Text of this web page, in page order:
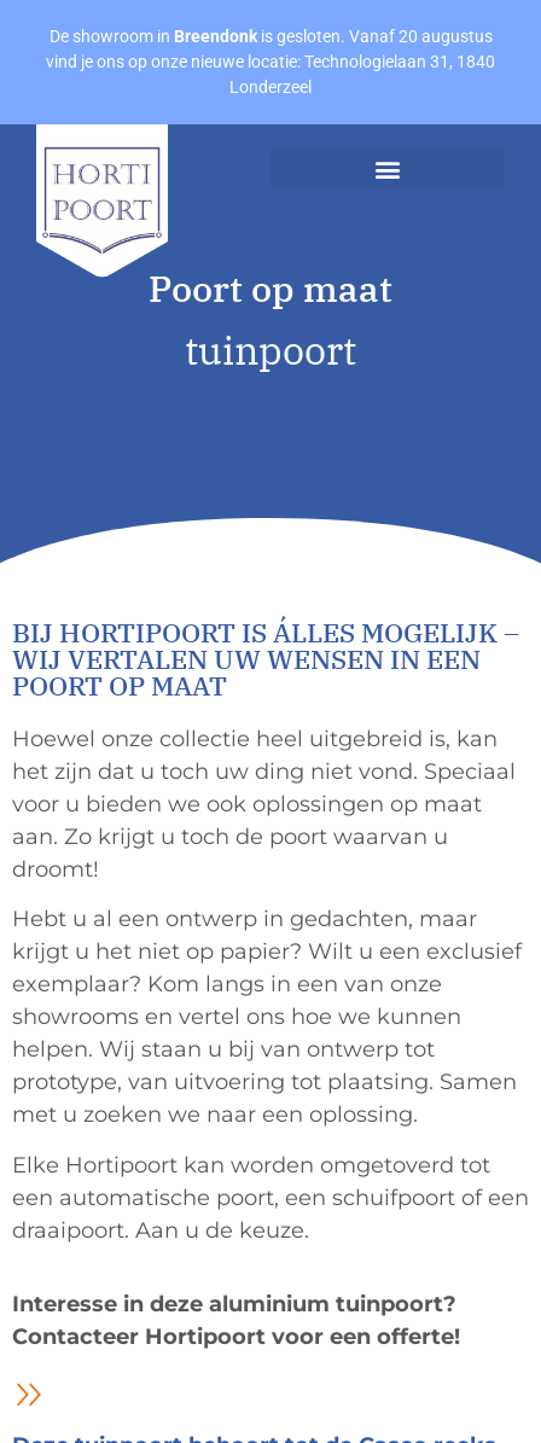
De showroom in Breendonkis gesloten. Vanaf 20 augustus
vind je ons op onze nieuwe locatie: Technologielaan 31, 1840
Londerzeel
Poort op maat
tuinpoort
BIJ HORTIPOORT IS ÁLLES MOGELIJK –
WIJ VERTALEN UW WENSEN IN EEN
POORT OP MAAT
Hoewel onze collectie heel uitgebreid is, kan
het zijn dat u toch uw ding niet vond. Speciaal
voor u bieden we ook oplossingen op maat
aan. Zo krijgt u toch de poort waarvan u
droomt!
Hebt u al een ontwerp in gedachten, maar
krijgt u het niet op papier? Wilt u een exclusief
exemplaar? Kom langs in een van onze
showrooms en vertel ons hoe we kunnen
helpen. Wij staan u bij van ontwerp tot
prototype, van uitvoering tot plaatsing. Samen
met u zoeken we naar een oplossing.
Elke Hortipoort kan worden omgetoverd tot
een automatische poort, een schuifpoort of een
draaipoort. Aan u de keuze.
Interesse in deze aluminium tuinpoort?
Contacteer Hortipoort voor een offerte!